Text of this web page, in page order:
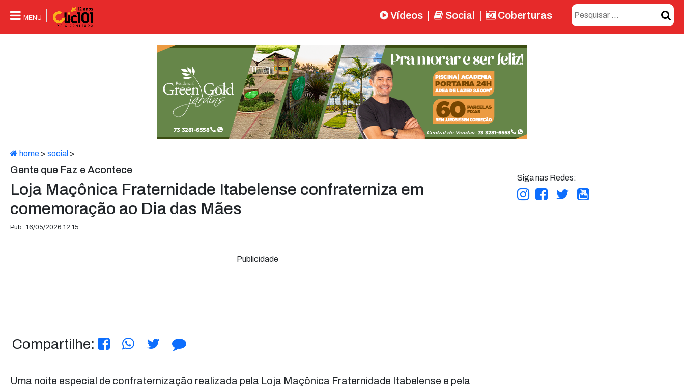
MENU Vídeos Social Coberturas
home > social >
Gente que Faz e Acontece
Loja Maçônica Fraternidade Itabelense confraterniza em
comemoração ao Dia das Mães
Pub.: 16/05/2026 12:15
Publicidade
Compartilhe:
Uma noite especial de confraternização realizada pela Loja Maçônica Fraternidade Itabelense e pela
Siga nas Redes: